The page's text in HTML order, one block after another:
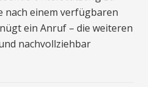
nach einem verfügbaren
ein Anruf – die weiteren
nachvollziehbar